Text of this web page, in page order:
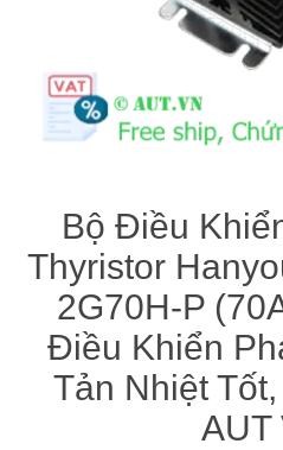
Máy tính công nghiệp
Động cơ servo 2 phase
Động cơ bước 2 phase
Chưa Phân Loại
Phụ Kiện Siemens
Bộ Điều
Thyristor
2G70H-P
Điều Khiển
Tản Nhiệt
AUT